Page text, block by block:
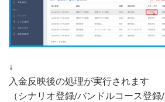
↓
入金反映後の処理が実行されます
（シナリオ登録/バンドルコース登録